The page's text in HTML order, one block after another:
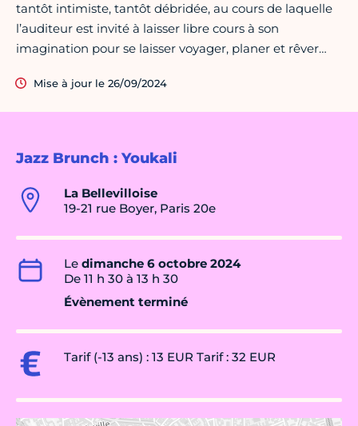
Jazz Brunch : Youkali
La Bellevilloise
19-21 rue Boyer, Paris 20e
Le dimanche 6 octobre 2024
De 11 h 30 à 13 h 30
Évènement terminé
Tarif (-13 ans) : 13 EUR Tarif : 32 EUR
tantôt intimiste, tantôt débridée, au cours de laquelle
l’auditeur est invité à laisser libre cours à son
imagination pour se laisser voyager, planer et rêver…
Mise à jour le 26/09/2024